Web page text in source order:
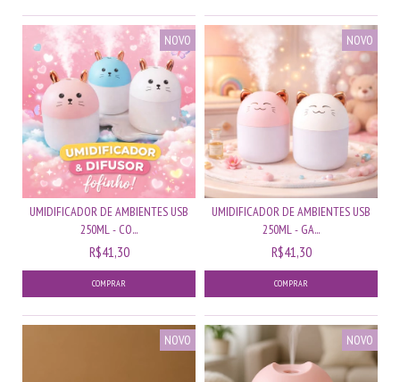
NOVO
UMIDIFICADOR DE AMBIENTES USB
250ML - CO...
R$41,30
COMPRAR
NOVO
UMIDIFICADOR DE AMBIENTES USB
250ML - GA...
R$41,30
COMPRAR
NOVO NOVO